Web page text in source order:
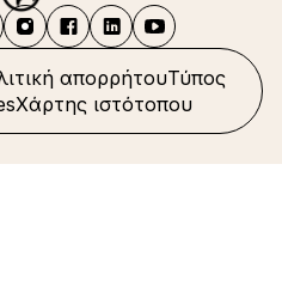
απορρήτουΤύπος
Χάρτης ιστότοπου